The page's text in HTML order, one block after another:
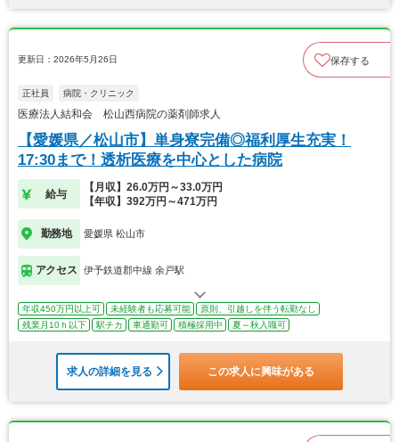
更新日：2026年5月26日 保存する
正社員 病院・クリニック
医療法人結和会 松山西病院の薬剤師求人
【愛媛県／松山市】単身寮完備◎福利厚生充実！
17:30まで！透析医療を中心とした病院
給与
【月収】26.0万円～33.0万円
【年収】392万円～471万円
勤務地 愛媛県 松山市
アクセス 伊予鉄道郡中線 余戸駅
年収450万円以上可 未経験者も応募可能
原則、引越しを伴う転勤なし
残業月10ｈ以下
駅チカ 車通勤可 積極採用中 夏～秋入職可
求人の詳細を見る この求人に興味がある